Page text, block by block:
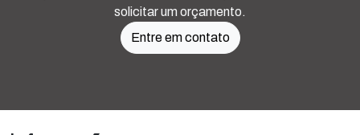
solicitar um orçamento.
Entre em contato